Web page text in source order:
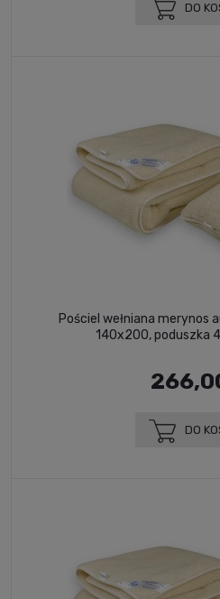
DO
Pościel wełniana merynos
140x200, poduszka
DO